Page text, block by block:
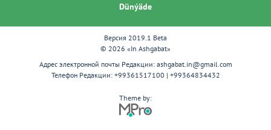
Dünýäde
Версия 2019.1 Beta
© 2026 «In Ashgabat»
Адрес электронной почты Редакции: ashgabat.in@gmail.com
Телефон Редакции: +99361517100 | +99364834432
Theme by: